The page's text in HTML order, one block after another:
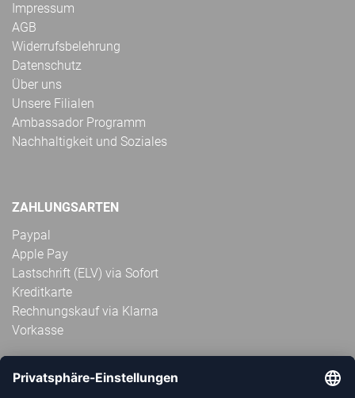
Impressum
AGB
Widerrufsbelehrung
Datenschutz
Über uns
Unsere Filialen
Ambassador Programm
Nachhaltigkeit und Soziales
ZAHLUNGSARTEN
Paypal
Apple Pay
Lastschrift (ELV) via Sofort
Kreditkarte
Rechnungskauf via Klarna
Vorkasse
ABONNIERE JETZT DEN KOSTENLOSEN